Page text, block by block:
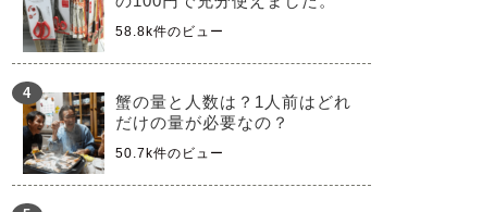
58.8k件のビュー
蟹の量と人数は？1人前はどれ
だけの量が必要なの？
50.7k件のビュー